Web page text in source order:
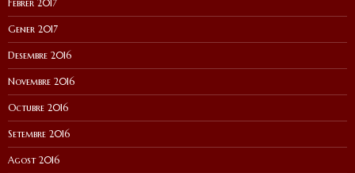
Febrer 2017
Gener 2017
Desembre 2016
Novembre 2016
Octubre 2016
Setembre 2016
Agost 2016